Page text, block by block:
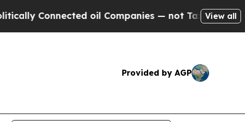
oil Companies — not Taxpayers — the Chance
View all
Provided by AGP